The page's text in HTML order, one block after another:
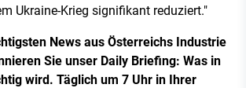
Ukraine-Krieg signifikant reduziert."
News aus Österreichs Industrie
Sie unser Daily Briefing: Was in
wird. Täglich um 7 Uhr in Ihrer